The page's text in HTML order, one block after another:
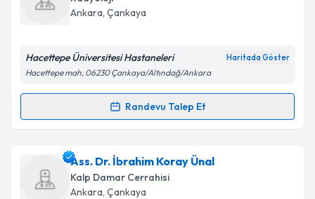
takvim hazırlandığında e-posta ile bilgilendireceğiz.
Kişisel verilerimin işlenmesine ilişkin
Metni'ni okudum ve kişisel verilerimin belirtilen
Takvim Talebini Gönder
Ankara, Çankaya
Hacettepe Üniversitesi Hastaneleri Haritada Göster
Hacettepe mah, 06230 Çankaya/Altındağ/Ankara
Randevu Talep Et
Randevu Takvimi Talebi
Prof. Dr. Deniz Akataiçin randevu takvimi talebi
oluşturun. Size bu uzmandan randevu almanız için bir
takvim hazırlandığında e-posta ile bilgilendireceğiz.
Ass. Dr. İbrahim Koray Ünal
Kalp Damar Cerrahisi
Ankara, Çankaya